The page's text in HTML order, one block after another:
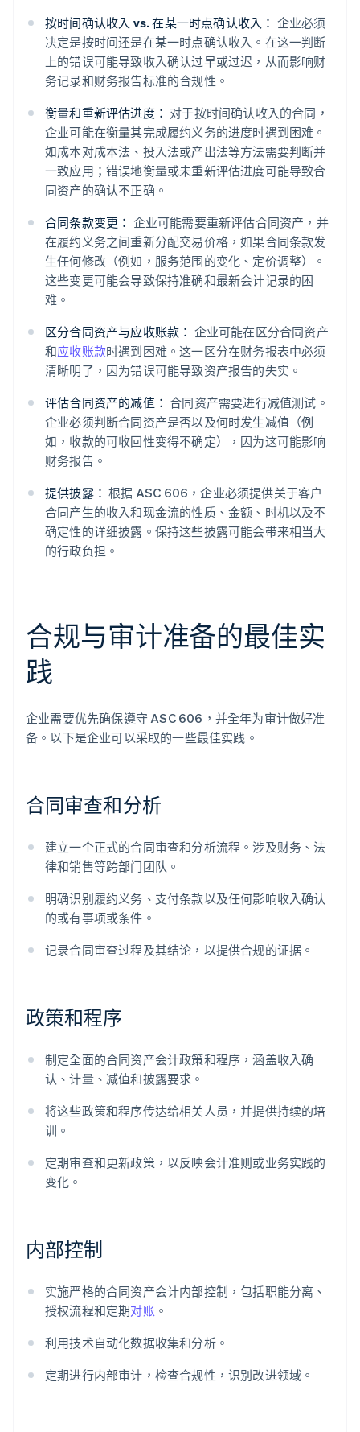
按时间确认收入 vs. 在某一时点确认收入： 企业必须
决定是按时间还是在某一时点确认收入。在这一判断
上的错误可能导致收入确认过早或过迟，从而影响财
务记录和财务报告标准的合规性。
衡量和重新评估进度： 对于按时间确认收入的合同，
企业可能在衡量其完成履约义务的进度时遇到困难。
如成本对成本法、投入法或产出法等方法需要判断并
一致应用；错误地衡量或未重新评估进度可能导致合
同资产的确认不正确。
合同条款变更： 企业可能需要重新评估合同资产，并
在履约义务之间重新分配交易价格，如果合同条款发
生任何修改（例如，服务范围的变化、定价调整）。
这些变更可能会导致保持准确和最新会计记录的困
难。
区分合同资产与应收账款： 企业可能在区分合同资产
和应收账款时遇到困难。这一区分在财务报表中必须
清晰明了，因为错误可能导致资产报告的失实。
评估合同资产的减值： 合同资产需要进行减值测试。
企业必须判断合同资产是否以及何时发生减值（例
如，收款的可收回性变得不确定），因为这可能影响
财务报告。
提供披露： 根据 ASC 606，企业必须提供关于客户
合同产生的收入和现金流的性质、金额、时机以及不
确定性的详细披露。保持这些披露可能会带来相当大
的行政负担。
合规与审计准备的最佳实
践
企业需要优先确保遵守 ASC 606，并全年为审计做好准
备。以下是企业可以采取的一些最佳实践。
合同审查和分析
建立一个正式的合同审查和分析流程。涉及财务、法
律和销售等跨部门团队。
明确识别履约义务、支付条款以及任何影响收入确认
的或有事项或条件。
记录合同审查过程及其结论，以提供合规的证据。
政策和程序
制定全面的合同资产会计政策和程序，涵盖收入确
认、计量、减值和披露要求。
将这些政策和程序传达给相关人员，并提供持续的培
训。
定期审查和更新政策，以反映会计准则或业务实践的
变化。
内部控制
实施严格的合同资产会计内部控制，包括职能分离、
授权流程和定期对账。
利用技术自动化数据收集和分析。
定期进行内部审计，检查合规性，识别改进领域。